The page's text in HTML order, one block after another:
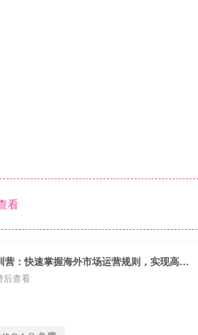
看
TikTok出海电商加速特训营：快速掌握海外市场运营规则，实现高效变现
后查看